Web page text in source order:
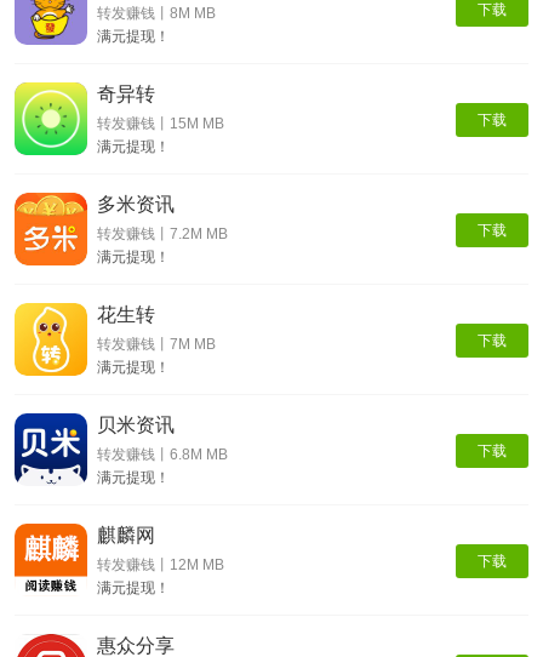
下载
转发赚钱丨8M MB
满元提现！
下载
奇异转
转发赚钱丨15M MB
满元提现！
下载
多米资讯
转发赚钱丨7.2M MB
满元提现！
下载
花生转
转发赚钱丨7M MB
满元提现！
下载
贝米资讯
转发赚钱丨6.8M MB
满元提现！
下载
麒麟网
转发赚钱丨12M MB
满元提现！
惠众分享